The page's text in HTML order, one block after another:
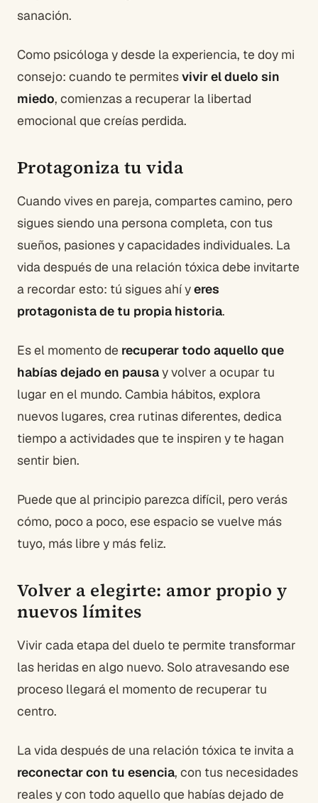
sanación.
Como psicóloga y desde la experiencia, te doy mi
consejo: cuando te permitesvivir el duelo sin
miedo, comienzas a recuperar la libertad
emocional que creías perdida.
Protagoniza tu vida
Cuando vives en pareja, compartes camino, pero
sigues siendo una persona completa, con tus
sueños, pasiones y capacidades individuales. La
vida después de una relación tóxica debe invitarte
a recordar esto: tú sigues ahí yeres
protagonista de tu propia historia.
Es el momento de recuperar todo aquello que
habías dejado en pausay volver a ocupar tu
lugar en el mundo. Cambia hábitos, explora
nuevos lugares, crea rutinas diferentes, dedica
tiempo a actividades que te inspiren y te hagan
sentir bien.
Puede que al principio parezca difícil, pero verás
cómo, poco a poco, ese espacio se vuelve más
tuyo, más libre y más feliz.
Volver a elegirte: amor propio y
nuevos límites
Vivir cada etapa del duelo te permite transformar
las heridas en algo nuevo. Solo atravesando ese
proceso llegará el momento de recuperar tu
centro.
La vida después de una relación tóxica te invita a
reconectar con tu esencia, con tus necesidades
reales y con todo aquello que habías dejado de